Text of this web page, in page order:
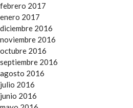
febrero 2017
enero 2017
diciembre 2016
noviembre 2016
octubre 2016
septiembre 2016
agosto 2016
julio 2016
junio 2016